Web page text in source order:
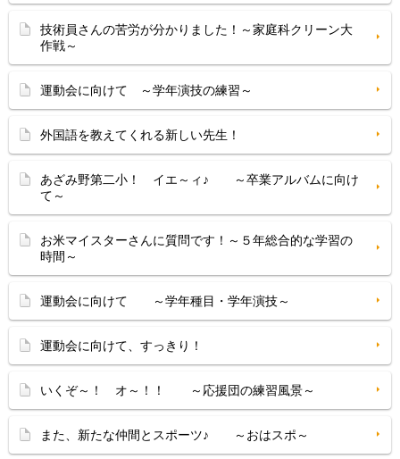
技術員さんの苦労が分かりました！～家庭科クリーン大
作戦～
運動会に向けて ～学年演技の練習～
外国語を教えてくれる新しい先生！
あざみ野第二小！ イエ～ィ♪ ～卒業アルバムに向け
て～
お米マイスターさんに質問です！～５年総合的な学習の
時間～
運動会に向けて ～学年種目・学年演技～
運動会に向けて、すっきり！
いくぞ～！ オ～！！ ～応援団の練習風景～
また、新たな仲間とスポーツ♪ ～おはスポ～